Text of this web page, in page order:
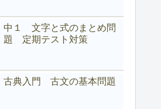
中１ 文字と式のまとめ問
題 定期テスト対策
古典入門 古文の基本問題